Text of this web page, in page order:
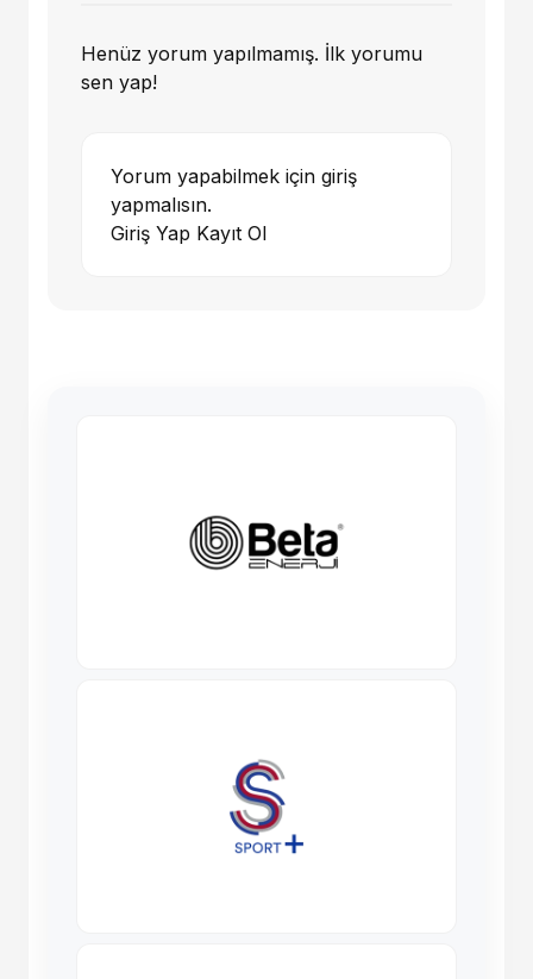
Henüz yorum yapılmamış. İlk yorumu
sen yap!
Yorum yapabilmek için giriş
yapmalısın.
Giriş Yap Kayıt Ol